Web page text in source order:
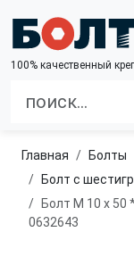
100% качественный
Главная болты
Болт с шестигранной
Болт М 10 х 50 * 10.9 DIN 961 (шаг 1) оц. код позиции
0632643